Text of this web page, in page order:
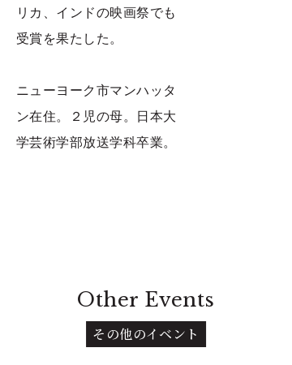
リカ、インドの映画祭でも
受賞を果たした。
ニューヨーク市マンハッタ
ン在住。２児の母。日本大
学芸術学部放送学科卒業。
Other Events
その他のイベント